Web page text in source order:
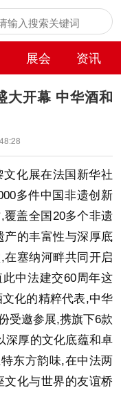
展会
资讯
大开幕 中华酒和
文化展在法国新华社
多件中国非遗创新
盖全国20多个非遗
产的丰富性与深厚底
塞纳河畔共同开启
中法建交60周年这
化的精粹代表,中华
受邀参展,携旗下6款
深厚的文化底蕴和卓
东方韵味,在中法两
文化与世界的友谊桥